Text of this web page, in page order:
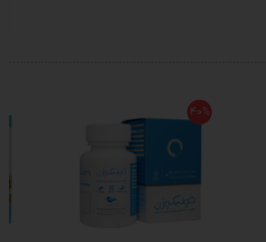
40%